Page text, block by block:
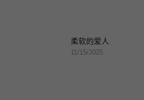
柔软的爱人
11/15/2025